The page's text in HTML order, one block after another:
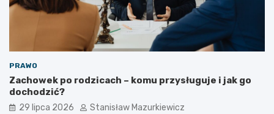
PRAWO
Zachowek po rodzicach – komu przysługuje i jak go
dochodzić?
29 lipca 2026 Stanisław Mazurkiewicz